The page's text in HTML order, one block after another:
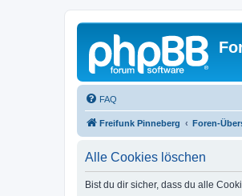
FAQ
Freifunk Pinneberg Foren-
Alle Cookies löschen
Bist du dir sicher, dass du alle